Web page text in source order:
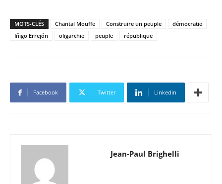
MOTS-CLÉS Chantal Mouffe Construire un peuple
démocratie
Iñigo Errejón
oligarchie peuple république
Facebook Twitter Linkedin
Jean-Paul Brighelli